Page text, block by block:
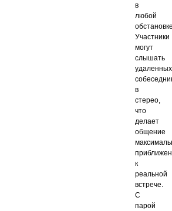
в
любой
Участники
могут
слышать
удаленных
в
стерео,
что
делает
общение
к
реальной
встрече.
С
парой